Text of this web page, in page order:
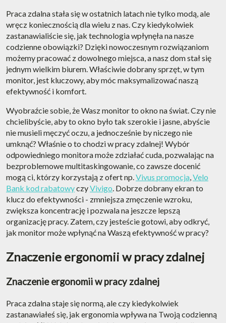
Praca zdalna stała się w ostatnich latach nie tylko modą, ale
wręcz koniecznością dla wielu z nas. Czy kiedykolwiek
zastanawialiście się, jak technologia wpłynęła na nasze
codzienne obowiązki? Dzięki nowoczesnym rozwiązaniom
możemy pracować z dowolnego miejsca, a nasz dom stał się
jednym wielkim biurem. Właściwie dobrany sprzęt, w tym
monitor, jest kluczowy, aby móc maksymalizować naszą
efektywność i komfort.
Wyobraźcie sobie, że Wasz monitor to okno na świat. Czy nie
chcielibyście, aby to okno było tak szerokie i jasne, abyście
nie musieli męczyć oczu, a jednocześnie by niczego nie
umknąć? Właśnie o to chodzi w pracy zdalnej! Wybór
odpowiedniego monitora może zdziałać cuda, pozwalając na
bezproblemowe multitaskingowanie, co zawsze docenić
mogą ci, którzy korzystają z ofert np.Vivus promocja,Velo
Bank kod rabatowyczyVivigo. Dobrze dobrany ekran to
klucz do efektywności - zmniejsza zmęczenie wzroku,
zwiększa koncentrację i pozwala na jeszcze lepszą
organizację pracy. Zatem, czy jesteście gotowi, aby odkryć,
jak monitor może wpłynąć na Waszą efektywność w pracy?
Znaczenie ergonomii w pracy zdalnej
Znaczenie ergonomii w pracy zdalnej
Praca zdalna staje się normą, ale czy kiedykolwiek
zastanawiałeś się, jak ergonomia wpływa na Twoją codzienną